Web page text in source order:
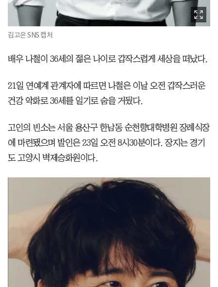
김고은 SNS 캡처
배우 나철이 36세의 젊은 나이로 갑작스럽게 세상을 떠났다.
21일 연예계 관계자에 따르면 나철은 이날 오전 갑작스러운
건강 악화로 36세를 일기로 숨을 거뒀다.
고인의 빈소는 서울 용산구 한남동 순천향대학병원 장례식장
에 마련됐으며 발인은 23일 오전 8시30분이다. 장지는 경기
도 고양시 벽제승화원이다.